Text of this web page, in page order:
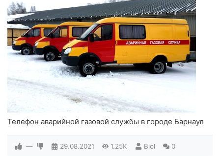
Телефон аварийной газовой службы в городе Барнаул
— 29.08.2021 1.25K Biol 0